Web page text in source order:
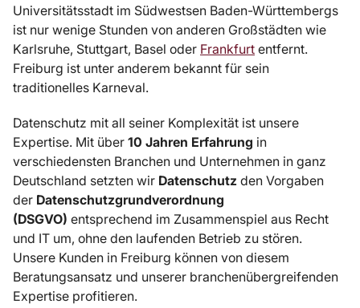
Universitätsstadt im Südwestsen Baden-Württembergs
ist nur wenige Stunden von anderen Großstädten wie
Karlsruhe, Stuttgart, Basel oder Frankfurt entfernt.
Freiburg ist unter anderem bekannt für sein
traditionelles Karneval.
Datenschutz mit all seiner Komplexität ist unsere
Expertise. Mit über 10 Jahren Erfahrung in
verschiedensten Branchen und Unternehmen in ganz
Deutschland setzten wir Datenschutz den Vorgaben
der Datenschutzgrundverordnung
(DSGVO) entsprechend im Zusammenspiel aus Recht
und IT um, ohne den laufenden Betrieb zu stören.
Unsere Kunden in Freiburg können von diesem
Beratungsansatz und unserer branchenübergreifenden
Expertise profitieren.